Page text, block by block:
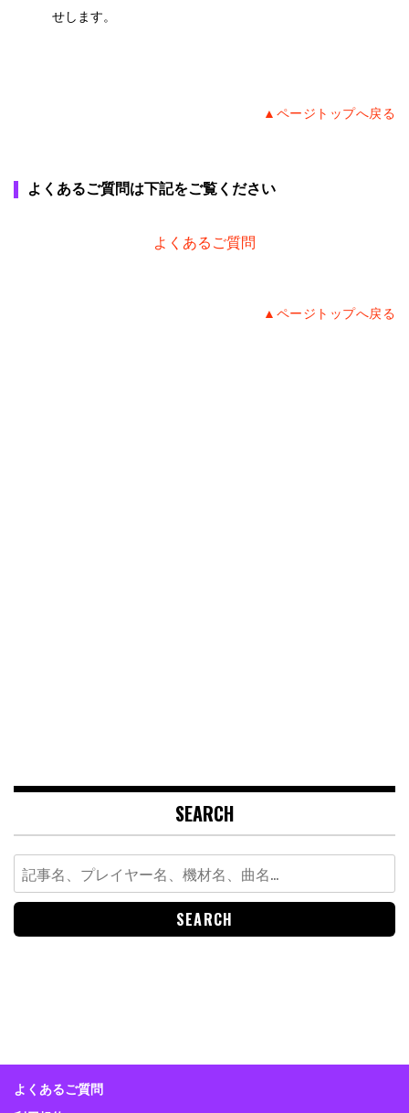
せします。
▲ページトップへ戻る
よくあるご質問は下記をご覧ください
よくあるご質問
▲ページトップへ戻る